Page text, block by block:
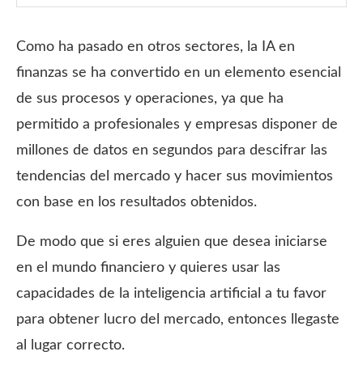
Como ha pasado en otros sectores, la IA en
finanzas se ha convertido en un elemento esencial
de sus procesos y operaciones, ya que ha
permitido a profesionales y empresas disponer de
millones de datos en segundos para descifrar las
tendencias del mercado y hacer sus movimientos
con base en los resultados obtenidos.
De modo que si eres alguien que desea iniciarse
en el mundo financiero y quieres usar las
capacidades de la inteligencia artificial a tu favor
para obtener lucro del mercado, entonces llegaste
al lugar correcto.